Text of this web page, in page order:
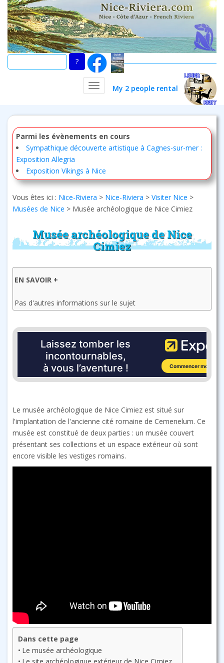
Skip
main
content
My 2 people rental
TOGGLE NAVIGATION
Parmi les évènements en cours
Sympathique découverte artistique à Cagnes-sur-mer :
Exposition Allegria
Exposition Vikings à Nice
Vous êtes ici : Nice-Riviera > Nice-Riviera > Visiter Nice >
Musées de Nice > Musée archéologique de Nice Cimiez
Musée archéologique de Nice
Cimiez
EN SAVOIR +
Pas d'autres informations sur le sujet
Le musée archéologique de Nice Cimiez est situé sur
l'implantation de l'ancienne cité romaine de Cemenelum. Ce
musée est constitué de deux parties : un musée couvert
présentant ses collections et un espace extérieur où sont
encore visible les vestiges romains.
Dans cette page
Le musée archéologique